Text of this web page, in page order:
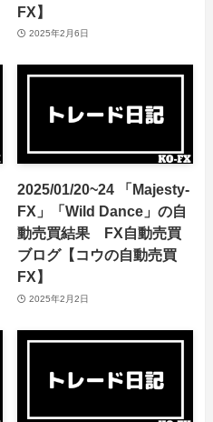
FX】
2025年2月6日
2025/01/20~24 「Majesty-
FX」「Wild Dance」の自
動売買結果 FX自動売買
ブログ【コウの自動売買
FX】
2025年2月2日